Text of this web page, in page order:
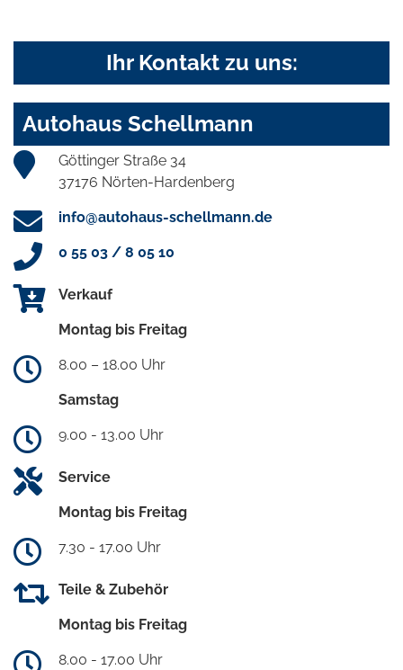
Ihr Kontakt zu uns:
Autohaus Schellmann
Göttinger Straße 34
37176 Nörten-Hardenberg
info@autohaus-schellmann.de
0 55 03 / 8 05 10
Verkauf
Montag bis Freitag
8.00 – 18.00 Uhr
Samstag
9.00 - 13.00 Uhr
Service
Montag bis Freitag
7.30 - 17.00 Uhr
Teile & Zubehör
Montag bis Freitag
8.00 - 17.00 Uhr